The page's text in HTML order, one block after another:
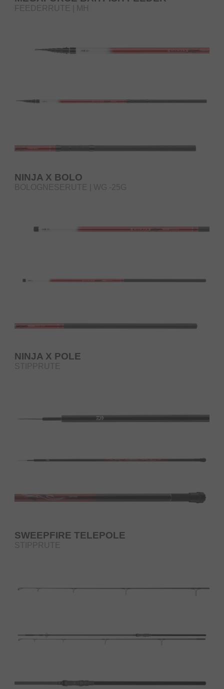
FEEDERRUTE | MH
NINJA X BOLO
BOLOGNESERUTE | WG -25G
NINJA X POLE
STIPPRUTE
SWEEPFIRE TELEPOLE
STIPPRUTE